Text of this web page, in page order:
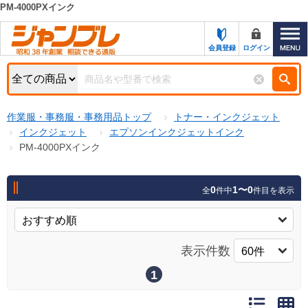
カテゴリー一覧
お知らせ
特集・キャンペーン一覧
初めての方へ
お問い合わせ
新規登録キャンペーン
キーワード検索
検索条件
商品カテゴリから選ぶ
商品ステータスで絞る
キャンペーン
PM-4000PXインク
会員登録 ログイン
作業服・事務服・事務用品トップ
トナー・インクジェット
インクジェット
エプソンインクジェットインク
PM-4000PXインク
全0件中1〜0件目を表示
表示件数
1